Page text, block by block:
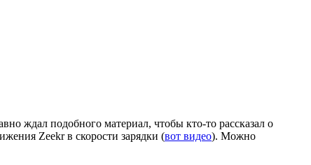
ждал подобного материал, чтобы кто-то рассказал о
Zeekr в скорости зарядки (вот видео). Можно